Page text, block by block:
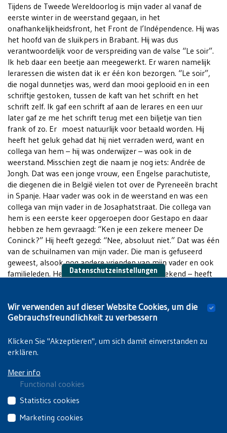
Tijdens de Tweede Wereldoorlog is mijn vader al vanaf de
eerste winter in de weerstand gegaan, in het
onafhankelijkheidsfront, het Front de l’Indépendence. Hij was
het hoofd van de sluikpers in Brabant. Hij was dus
verantwoordelijk voor de verspreiding van de valse “Le soir”.
Ik heb daar een beetje aan meegewerkt. Er waren namelijk
leraressen die wisten dat ik er één kon bezorgen. “Le soir”,
die nogal dunnetjes was, werd dan mooi geplooid en in een
schriftje gestoken, tussen de kaft van het schrift en het
schrift zelf. Ik gaf een schrift af aan de lerares en een uur
later gaf ze me het schrift terug met een biljetje van tien
frank of zo. Er moest natuurlijk voor betaald worden. Hij
heeft het geluk gehad dat hij niet verraden werd, want en
collega van hem – hij was onderwijzer – was ook in de
weerstand. Misschien zegt die naam je nog iets: Andrée de
Jongh. Dat was een jonge vrouw, een Engelse parachutiste,
die diegenen die in België vielen tot over de Pyreneeën bracht
in Spanje. Haar vader was ook in de weerstand en was een
collega van mijn vader in de Josaphatstraat. Die collega van
hem is een eerste keer opgeroepen door Gestapo en daar
hebben ze hem gevraagd: “Ken je een zekere meneer De
Coninck?” Hij heeft gezegd: “Nee, absoluut niet.” Dat was één
van de schuilnamen van mijn vader. Die man is gefuseerd
geweest, alsook nog andere vrienden van mijn vader en ook
familieleden. Herman Liebaers – die is je wel bekend – heeft
Kommunistische Partij (KP), is een gewone opstandeling
geweest. In zijn werken was hij zeer antikapitalistisch en hij
Datenschutzeinstellungen
Wir verwenden auf dieser Website Cookies, um die
Gebrauchsfreundlichkeit zu verbessern
Klicken Sie "Akzeptieren", um sich damit einverstanden zu
erklären.
Meer info
Functional cookies
These
are
Statistics cookies
TheseMarketing cookies